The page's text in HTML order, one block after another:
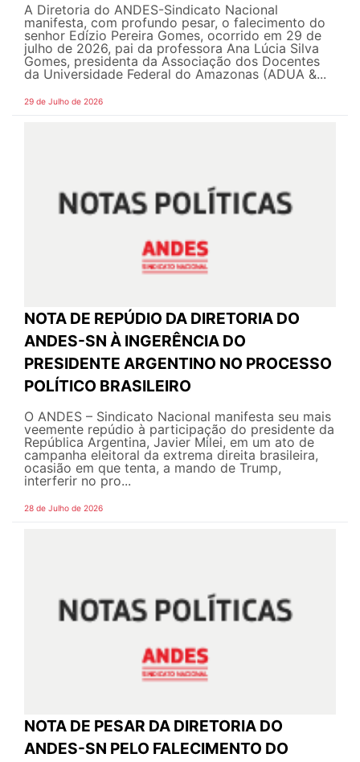
A Diretoria do ANDES-Sindicato Nacional
manifesta, com profundo pesar, o falecimento do
senhor Edízio Pereira Gomes, ocorrido em 29 de
julho de 2026, pai da professora Ana Lúcia Silva
Gomes, presidenta da Associação dos Docentes
da Universidade Federal do Amazonas (ADUA &...
29 de Julho de 2026
NOTA DE REPÚDIO DA DIRETORIA DO
ANDES-SN À INGERÊNCIA DO
PRESIDENTE ARGENTINO NO PROCESSO
POLÍTICO BRASILEIRO
O ANDES – Sindicato Nacional manifesta seu mais
veemente repúdio à participação do presidente da
República Argentina, Javier Milei, em um ato de
campanha eleitoral da extrema direita brasileira,
ocasião em que tenta, a mando de Trump,
interferir no pro...
28 de Julho de 2026
NOTA DE PESAR DA DIRETORIA DO
ANDES-SN PELO FALECIMENTO DO